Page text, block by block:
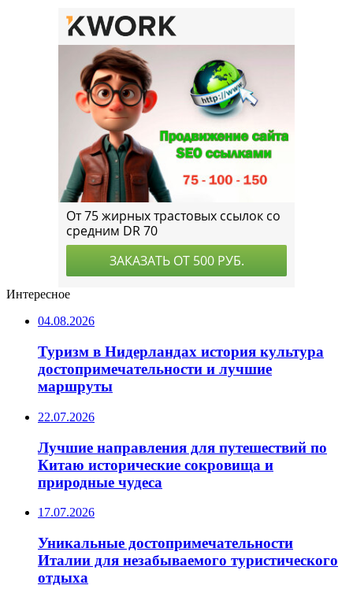
Интересное
04.08.2026
Туризм в Нидерландах история культура
достопримечательности и лучшие
маршруты
22.07.2026
Лучшие направления для путешествий по
Китаю исторические сокровища и
природные чудеса
17.07.2026
Уникальные достопримечательности
Италии для незабываемого туристического
отдыха